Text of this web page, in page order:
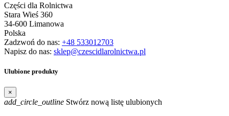
Części dla Rolnictwa
Stara Wieś 360
34-600 Limanowa
Polska
Zadzwoń do nas: +48 533012703
Napisz do nas: sklep@czescidlarolnictwa.pl
Ulubione produkty
×
add_circle_outline Stwórz nową listę ulubionych